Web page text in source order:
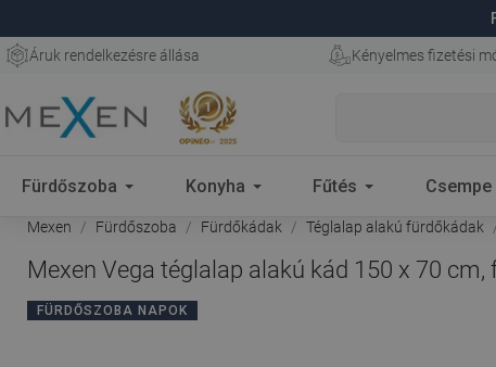
Áruk rendelkezésre állása Kényelmes fizetési
Fürdőszoba Konyha Fűtés Csempe
Mexen Fürdőszoba Fürdőkádak Téglalap alakú fürdőkádak
Mexen Vega téglalap alakú kád 150 x 70 cm,
FÜRDŐSZOBA NAPOK